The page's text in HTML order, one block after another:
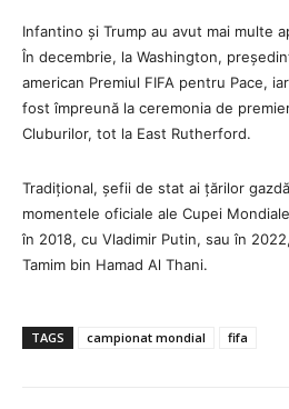
Infantino și Trump au avut mai multe
În decembrie, la Washington,
american Premiul FIFA pentru Pace,
fost împreună la ceremonia de
Cluburilor, tot la East Rutherford.
Tradițional, șefii de stat ai țărilor
momentele oficiale ale Cupei
în 2018, cu Vladimir Putin, sau în
Tamim bin Hamad Al Thani.
TAGS campionat mondial fifa